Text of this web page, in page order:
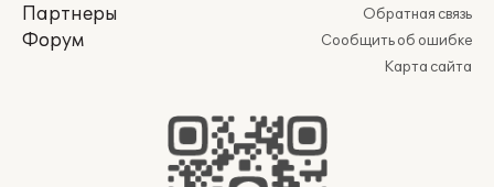
Партнеры
Форум
Обратная связь
Сообщить об ошибке
Карта сайта